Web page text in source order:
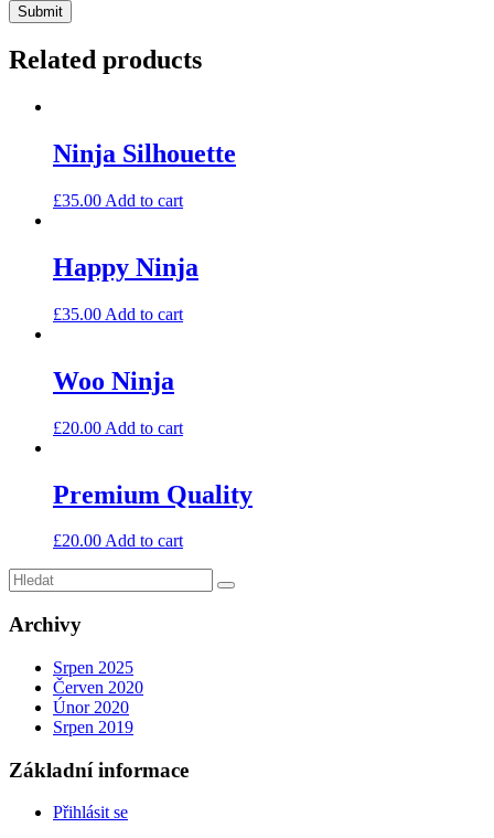
Related products
Ninja Silhouette
£35.00 Add to cart
Happy Ninja
£35.00 Add to cart
Woo Ninja
£20.00 Add to cart
Premium Quality
£20.00Add to cart
Archivy
Srpen 2025
Červen 2020
Únor 2020
Srpen 2019
Základní informace
Přihlásit se